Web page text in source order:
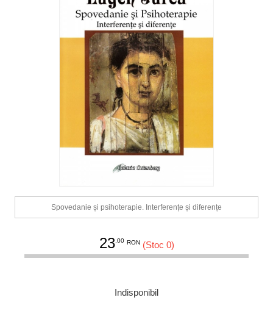
Spovedanie și psihoterapie. Interferențe și diferențe
23.00 RON (Stoc 0)
Indisponibil